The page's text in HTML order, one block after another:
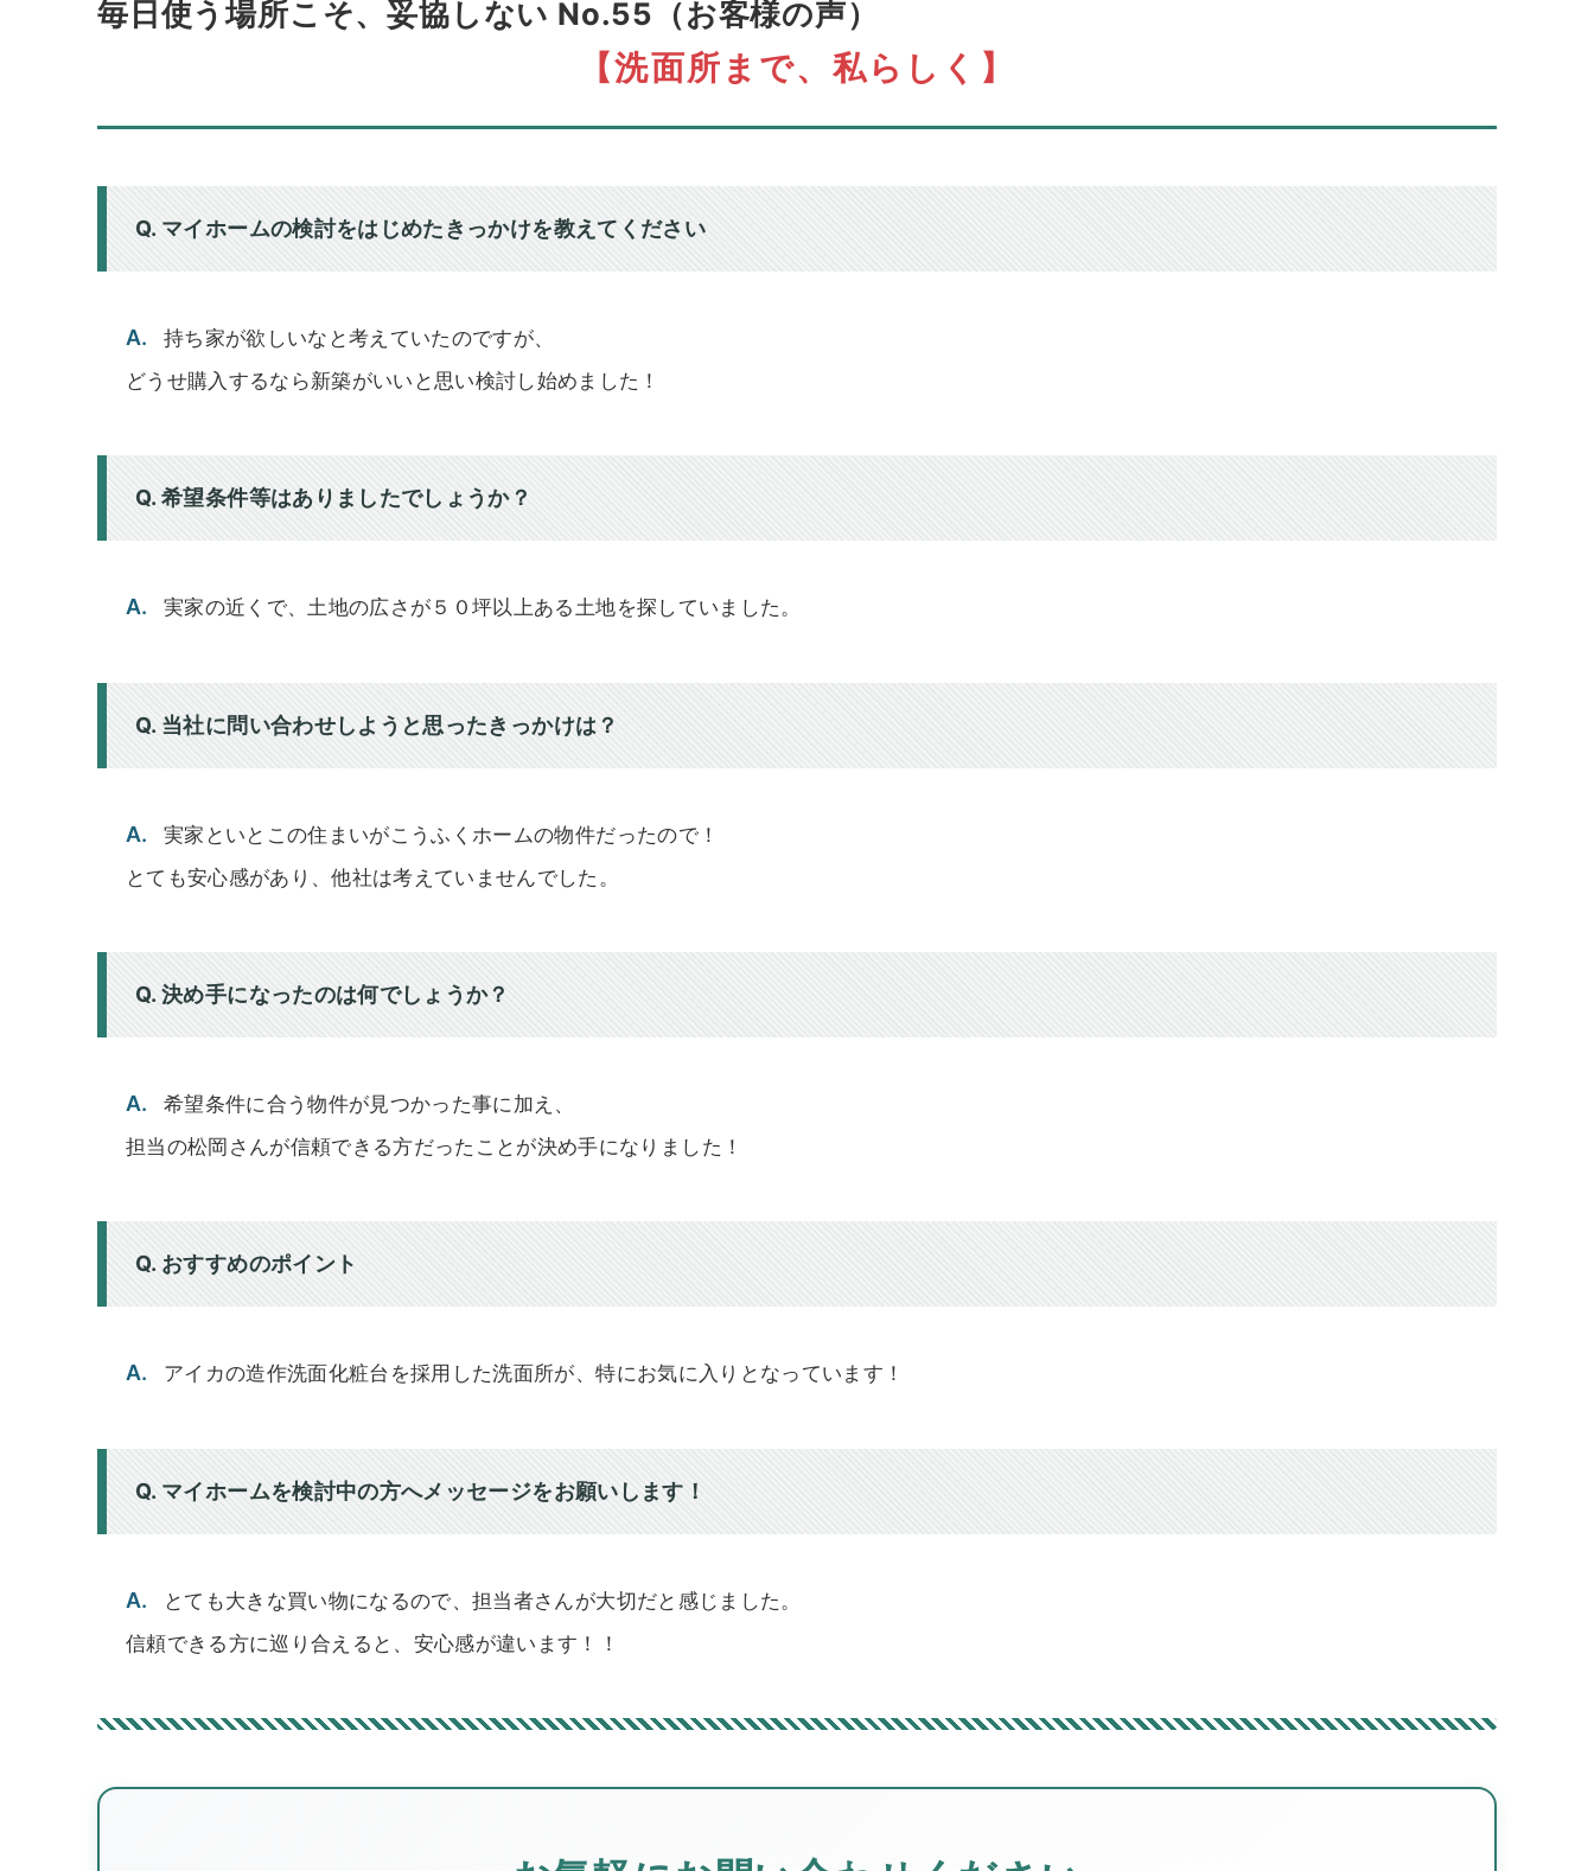
毎日使う場所こそ、妥協しない No.55（お客様の声）
【洗面所まで、私らしく】
Q. マイホームの検討をはじめたきっかけを教えてください
A.
持ち家が欲しいなと考えていたのですが、
どうせ購入するなら新築がいいと思い検討し始めました！
Q. 希望条件等はありましたでしょうか？
A. 実家の近くで、土地の広さが５０坪以上ある土地を探していました。
Q. 当社に問い合わせしようと思ったきっかけは？
A.
実家といとこの住まいがこうふくホームの物件だったので！
とても安心感があり、他社は考えていませんでした。
Q. 決め手になったのは何でしょうか？
A.
希望条件に合う物件が見つかった事に加え、
担当の松岡さんが信頼できる方だったことが決め手になりました！
Q. おすすめのポイント
A. アイカの造作洗面化粧台を採用した洗面所が、特にお気に入りとなっています！
Q. マイホームを検討中の方へメッセージをお願いします！
A.
とても大きな買い物になるので、担当者さんが大切だと感じました。
信頼できる方に巡り合えると、安心感が違います！！